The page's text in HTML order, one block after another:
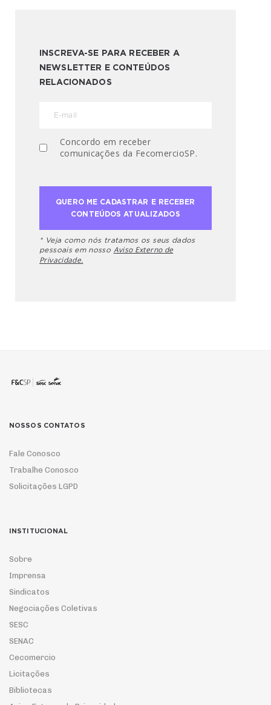
INSCREVA-SE PARA RECEBER A
NEWSLETTER E CONTEÚDOS
RELACIONADOS
Concordo em receber
comunicações da FecomercioSP.
* Veja como nós tratamos os seus dados
pessoais em nosso Aviso Externo de
Privacidade.
NOSSOS CONTATOS
Fale Conosco
Trabalhe Conosco
Solicitações LGPD
INSTITUCIONAL
Sobre
Imprensa
Sindicatos
Negociações Coletivas
SESC
SENAC
Cecomercio
Licitações
Bibliotecas